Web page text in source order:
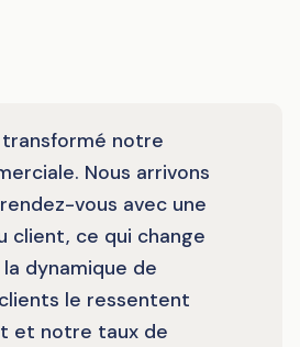
transformé notre
Nous arrivons
vous avec une
client, ce qui change
dynamique de
le ressentent
et notre taux de